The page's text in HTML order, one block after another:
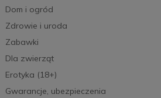
Dom i ogród
Zdrowie i uroda
Zabawki
Dla zwierząt
Erotyka (18+)
Gwarancje, ubezpieczenia